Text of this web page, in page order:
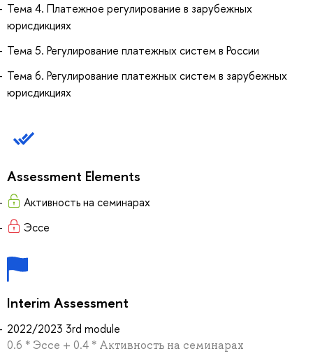
Тема 4. Платежное регулирование в зарубежных
юрисдикциях
Тема 5. Регулирование платежных систем в России
Тема 6. Регулирование платежных систем в зарубежных
юрисдикциях
Assessment Elements
Активность на семинарах
Эссе
Interim Assessment
2022/2023 3rd module
0.6 * Эссе + 0.4 * Активность на семинарах